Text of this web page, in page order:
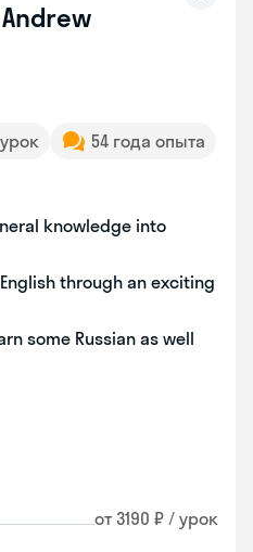
54 года опыта
knowledge into
through an exciting
some Russian as well
от 3190 ₽ / урок